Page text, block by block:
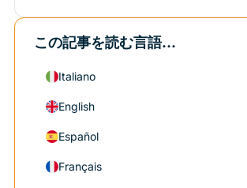
この記事を読む言語...
Italiano
English
Español
Français